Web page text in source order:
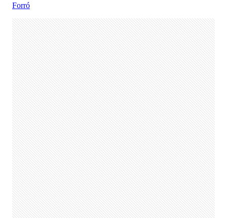
Forró